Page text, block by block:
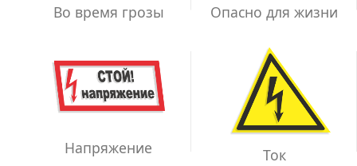
Во время грозы Опасно для жизни
Напряжение Ток